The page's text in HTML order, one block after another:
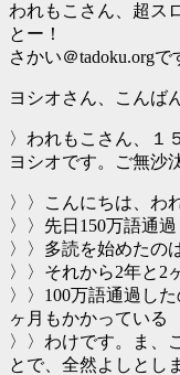
われもこさん、超ス
とー！
さかい＠tadoku.orgで
ヨシオさん、こんば
〉われもこさん、１
ヨシオです。ご無沙
〉〉こんにちは、わ
〉〉先日150万語通
〉〉多読を始めたの
〉〉それから2年と2
〉〉100万語通過し
ヶ月もかかっている
〉〉わけです。ま、
とで、全然よしとし